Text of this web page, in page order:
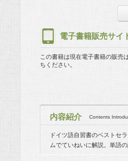
電子書籍販売サイ
この書籍は現在電子書籍の販売
ちください。
内容紹介 Contents
ドイツ語自習書のベストセ
ムでていねいに解説。単語